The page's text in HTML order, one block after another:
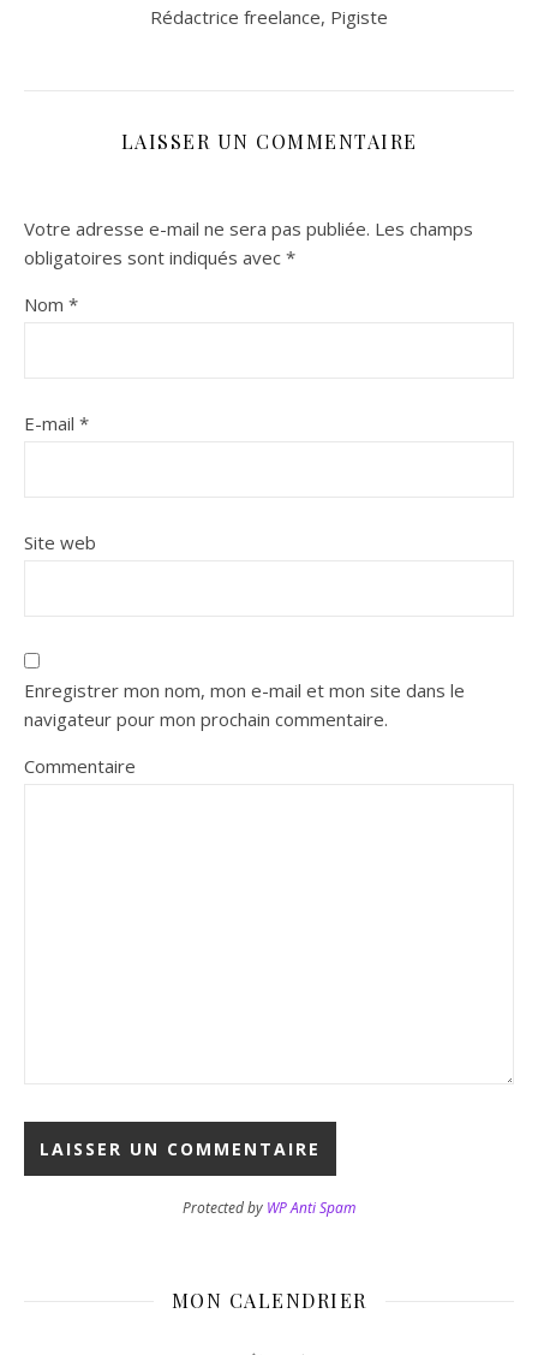
Rédactrice freelance, Pigiste
LAISSER UN COMMENTAIRE
Votre adresse e-mail ne sera pas publiée. Les champs
obligatoires sont indiqués avec *
Nom *
E-mail *
Site web
Enregistrer mon nom, mon e-mail et mon site dans le
navigateur pour mon prochain commentaire.
Commentaire
Protected by WP Anti Spam
MON CALENDRIER